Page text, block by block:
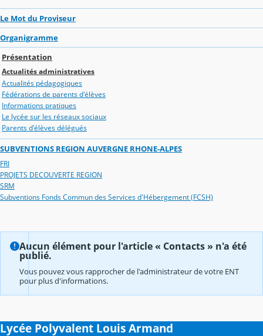
Le Mot du Proviseur
Organigramme
Présentation
Actualités administratives
Actualités pédagogiques
Fédérations de parents d'élèves
Informations pratiques
Le lycée sur les réseaux sociaux
Parents d'élèves délégués
SUBVENTIONS REGION AUVERGNE RHONE-ALPES
FRI
PROJETS DECOUVERTE REGION
SRM
Subventions Fonds Commun des Services d'Hébergement (FCSH)
Aucun élément pour l'article « Contacts » n'a été
publié.
Vous pouvez vous rapprocher de l'administrateur de votre ENT
pour plus d'informations.
Lycée Polyvalent Louis Armand